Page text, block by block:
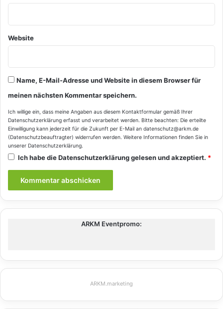
Website
Name, E-Mail-Adresse und Website in diesem Browser für
meinen nächsten Kommentar speichern.
Ich willige ein, dass meine Angaben aus diesem Kontaktformular gemäß Ihrer
Datenschutzerklärung erfasst und verarbeitet werden. Bitte beachten: Die erteilte
Einwilligung kann jederzeit für die Zukunft per E-Mail an datenschutz@arkm.de
(Datenschutzbeauftragter) widerrufen werden. Weitere Informationen finden Sie in
unserer Datenschutzerklärung.
Ich habe dieDatenschutzerklärunggelesen und akzeptiert. *
ARKM Eventpromo:
ARKM.marketing